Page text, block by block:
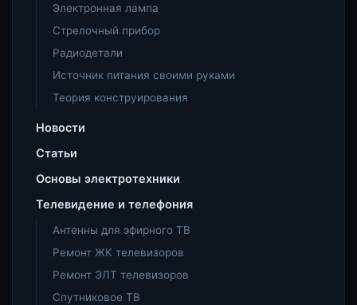
Электронная лампа
Стрелочный прибор
Радиодетали
Источник питания своими руками
Теория конструирования
Новости
Статьи
Основы электротехники
Телевидение и телефония
Антенны для эфирного ТВ
Ремонт ЖК телевизоров
Ремонт ЭЛТ телевизоров
Спутниковое ТВ